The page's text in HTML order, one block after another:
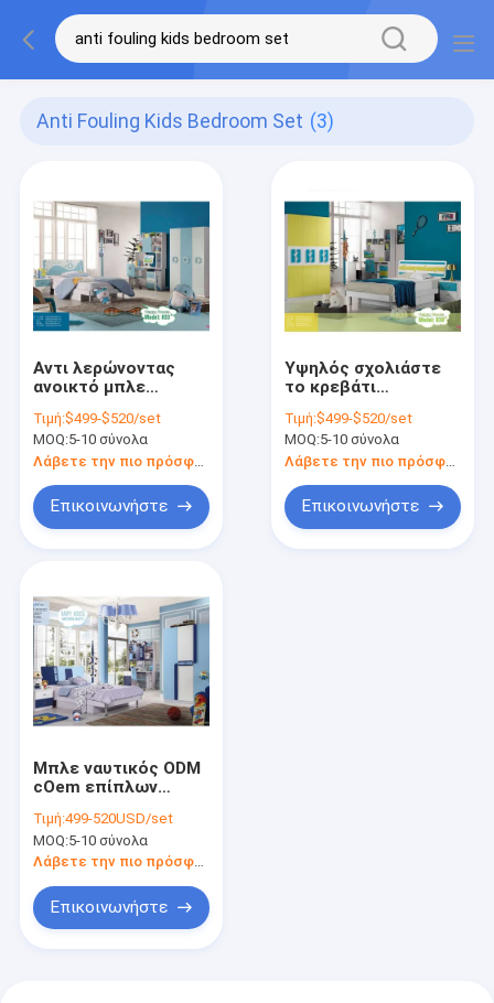
Anti Fouling Kids Bedroom Set (3)
Αντι λερώνοντας
ανοικτό μπλε
κρεβατοκάμαρων
παιδιών
Τιμή:$499-$520/set
MOQ:5-10 σύνολα
Λάβετε την πιο πρόσφατη τιμή
Επικοινωνήστε
Υψηλός σχολιάστε
το κρεβάτι
συνόλων
κρεβατοκάμαρων
παιδιών ζωγραφικής
Τιμή:$499-$520/set
MOQ:5-10 σύνολα
Επικοινωνήστε
Μπλε ναυτικός ODM
cOem επίπλων
MDF περιλήψεων
κρεβατοκάμαρων
παιδιών
Τιμή:499-520USD/set
MOQ:5-10 σύνολα
Λάβετε την πιο πρόσφατη τιμή
Επικοινωνήστε